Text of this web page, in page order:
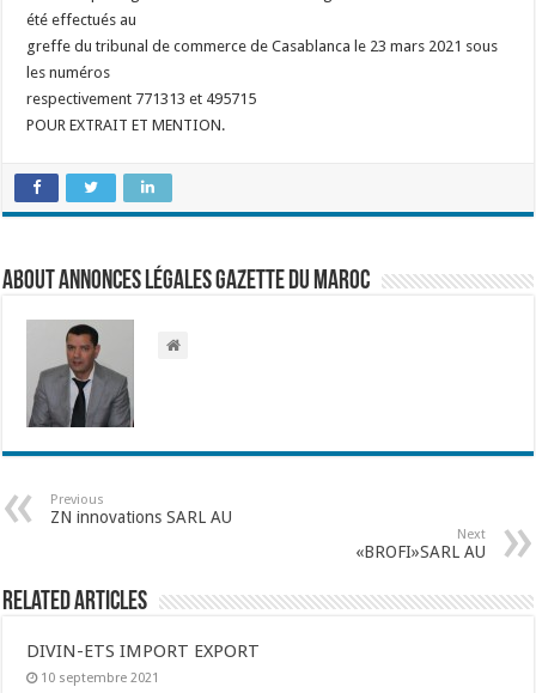
été effectués au
greffe du tribunal de commerce de Casablanca le 23 mars 2021 sous
les numéros
respectivement 771313 et 495715
POUR EXTRAIT ET MENTION.
About Annonces légales Gazette du Maroc
Previous
ZN innovations SARL AU
Next
«BROFI»SARL AU
Related Articles
DIVIN-ETS IMPORT EXPORT
10 septembre 2021